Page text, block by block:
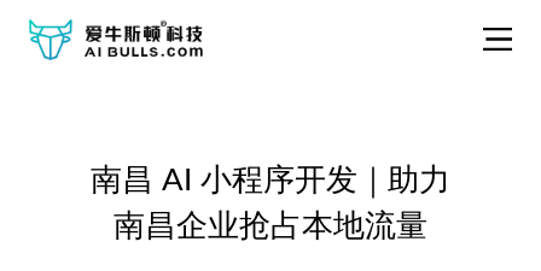
南昌 AI 小程序开发｜助力
南昌企业抢占本地流量